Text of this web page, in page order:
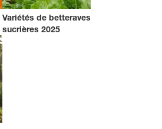
Variétés de betteraves
sucrières 2025